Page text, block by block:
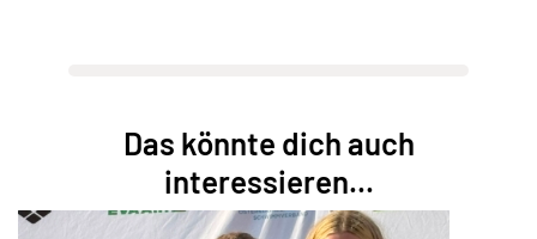
05 SEPTEMBER 2026
SPORTUNION ACTIONDAY OBERWART